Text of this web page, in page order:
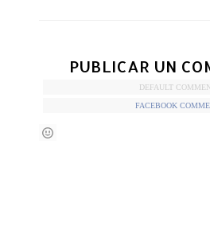
PUBLICAR UN
DEFAULT
FACEBOOK